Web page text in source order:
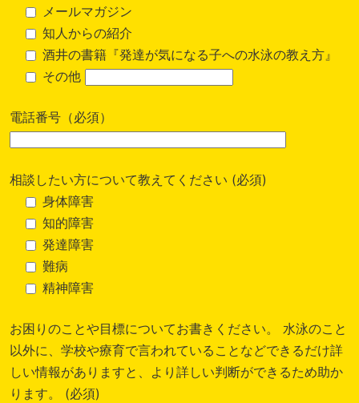
メールマガジン
知人からの紹介
酒井の書籍『発達が気になる子への水泳の教え方』
その他
電話番号（必須）
相談したい方について教えてください (必須)
身体障害
知的障害
発達障害
難病
精神障害
お困りのことや目標についてお書きください。
水泳のこと
以外に、学校や療育で言われていることなどできるだけ詳
しい情報がありますと、より詳しい判断ができるため助か
ります。 (必須)